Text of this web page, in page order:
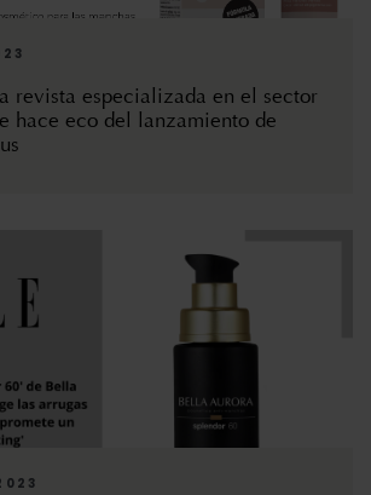
revista especializada en el sector
hace eco del lanzamiento de